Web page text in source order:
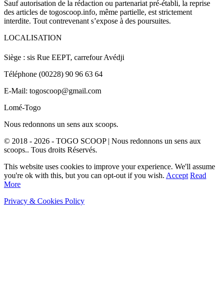
Sauf autorisation de la rédaction ou partenariat pré-établi, la reprise
des articles de togoscoop.info, même partielle, est strictement
interdite. Tout contrevenant s’expose à des poursuites.
LOCALISATION
Siège : sis Rue EEPT, carrefour Avédji
Téléphone (00228) 90 96 63 64
E-Mail: togoscoop@gmail.com
Lomé-Togo
Nous redonnons un sens aux scoops.
© 2018 - 2026 - TOGO SCOOP | Nous redonnons un sens aux
scoops.. Tous droits Réservés.
This website uses cookies to improve your experience. We'll assume
you're ok with this, but you can opt-out if you wish. Accept Read
More
Privacy & Cookies Policy